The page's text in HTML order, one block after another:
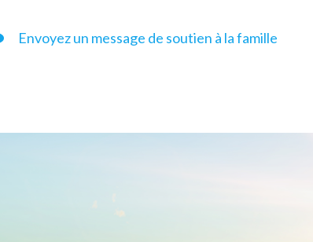
Envoyez un message de soutien à la famille